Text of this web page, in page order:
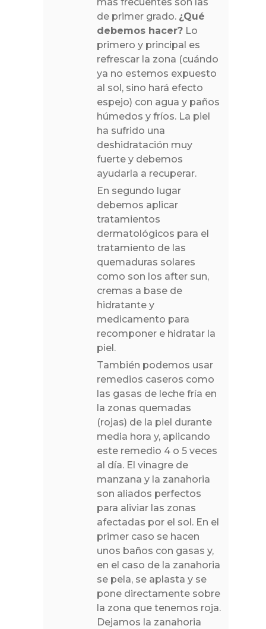
de primer grado. ¿Qué
debemos hacer? Lo
primero y principal es
refrescar la zona (cuándo
ya no estemos expuesto
al sol, sino hará efecto
espejo) con agua y paños
húmedos y fríos. La piel
ha sufrido una
deshidratación muy
fuerte y debemos
ayudarla a recuperar.
En segundo lugar
debemos aplicar
tratamientos
dermatológicos para el
tratamiento de las
quemaduras solares
como son los after sun,
cremas a base de
hidratante y
medicamento para
recomponer e hidratar la
piel.
También podemos usar
remedios caseros como
las gasas de leche fría en
la zonas quemadas
(rojas) de la piel durante
media hora y, aplicando
este remedio 4 o 5 veces
al día. El vinagre de
manzana y la zanahoria
son aliados perfectos
para aliviar las zonas
afectadas por el sol. En el
primer caso se hacen
unos baños con gasas y,
en el caso de la zanahoria
se pela, se aplasta y se
pone directamente sobre
la zona que tenemos roja.
Dejamos la zanahoria